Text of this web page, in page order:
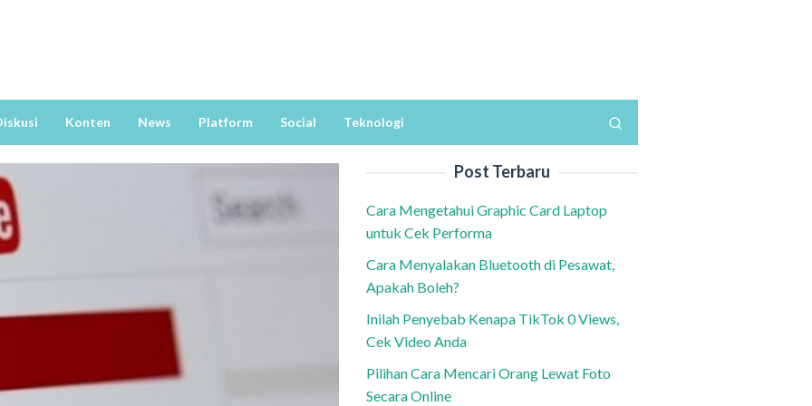
Konten News Platform Social Teknologi
Post Terbaru
Cara Mengetahui Graphic Card Laptop
untuk Cek Performa
Cara Menyalakan Bluetooth di Pesawat,
Apakah Boleh?
Inilah Penyebab Kenapa TikTok 0 Views,
Cek Video Anda
Pilihan Cara Mencari Orang Lewat Foto
Secara Online